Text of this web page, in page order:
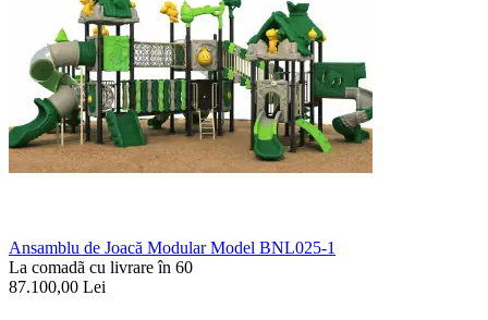
Ansamblu de Joacă Modular Model BNL025-1
La comadã cu livrare în 60
87.100,00 Lei